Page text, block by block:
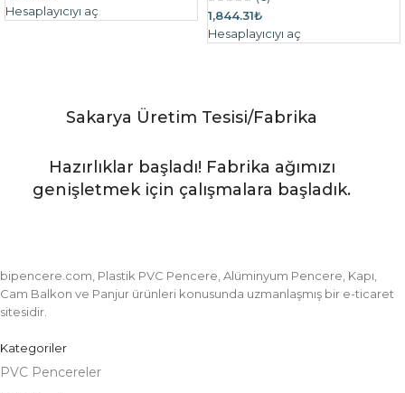
Hesaplayıcıyı aç
1,844.31₺
Hesaplayıcıyı aç
Sakarya Üretim Tesisi/Fabrika
Hazırlıklar başladı! Fabrika ağımızı
genişletmek için çalışmalara başladık.
bipencere.com, Plastik PVC Pencere, Alüminyum Pencere, Kapı,
Cam Balkon ve Panjur ürünleri konusunda uzmanlaşmış bir e-ticaret
sitesidir.
Kategoriler
PVC Pencereler